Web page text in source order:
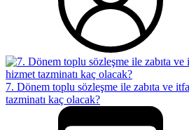
7. Dönem toplu sözleşme ile zabıta ve
tazminatı kaç olacak?